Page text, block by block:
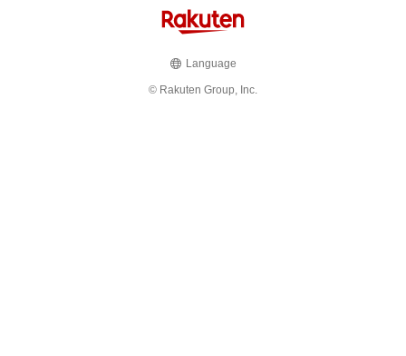
Language
© Rakuten Group, Inc.